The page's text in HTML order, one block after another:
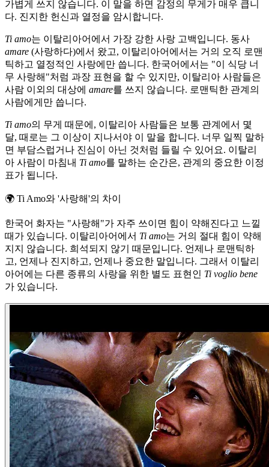
가볍게 쓰지 않습니다. 이 말을 하면 감정의 무게가 매우 큽니
다. 진지한 헌신과 열정을 암시합니다.
Ti amo는 이탈리아어에서 가장 강한 사랑 고백입니다. 동사
amare (사랑하다)에서 왔고, 이탈리아어에서는 거의 오직 로맨
틱하고 열정적인 사랑에만 씁니다. 한국어에서는 "이 식당 너
무 사랑해"처럼 과장 표현을 할 수 있지만, 이탈리아 사람들은
사람 이외의 대상에 amare를 쓰지 않습니다. 로맨틱한 관계의
사람에게만 씁니다.
Ti amo의 무게 때문에, 이탈리아 사람들은 보통 관계에서 몇
달, 때로는 그 이상이 지나서야 이 말을 합니다. 너무 일찍 말하
면 부담스럽거나 진심이 아닌 것처럼 들릴 수 있어요. 이탈리
아 사람이 마침내 Ti amo를 말하는 순간은, 관계의 중요한 이정
표가 됩니다.
🌍 Ti Amo와 '사랑해'의 차이
한국어 화자는 "사랑해"가 자주 쓰이면 힘이 약해진다고 느낄
때가 있습니다. 이탈리아어에서 Ti amo는 거의 절대 힘이 약해
지지 않습니다. 희석되지 않기 때문입니다. 언제나 로맨틱하
고, 언제나 진지하고, 언제나 중요한 말입니다. 그래서 이탈리
아어에는 다른 종류의 사랑을 위한 별도 표현인 Ti voglio bene
가 있습니다.